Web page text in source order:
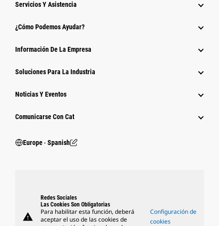
Servicios Y Asistencia
¿Cómo Podemos Ayudar?
Información De La Empresa
Soluciones Para La Industria
Noticias Y Eventos
Comunicarse Con Cat
Europe ‧ Spanish
warning
Redes Sociales
Las Cookies Son Obligatorias
Para habilitar esta función, deberá
aceptar el uso de las cookies de
Configuración de
cookies